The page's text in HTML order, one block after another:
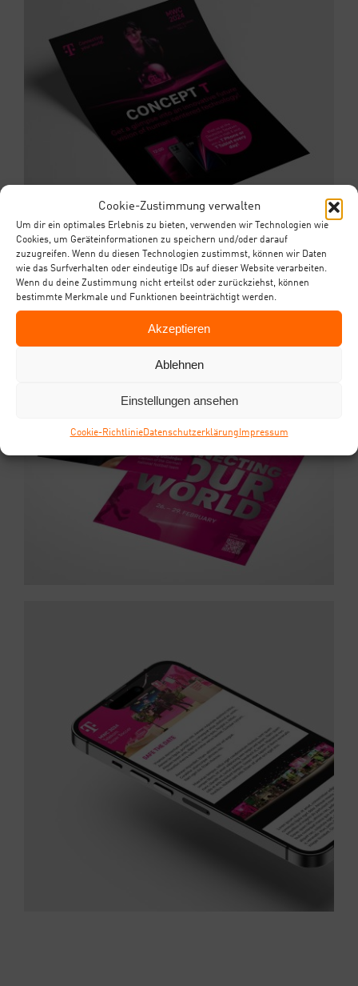
Cookie-Zustimmung verwalten
Um dir ein optimales Erlebnis zu bieten, verwenden wir Technologien wie
Cookies, um Geräteinformationen zu speichern und/oder darauf
zuzugreifen. Wenn du diesen Technologien zustimmst, können wir Daten
wie das Surfverhalten oder eindeutige IDs auf dieser Website verarbeiten.
Wenn du deine Zustimmung nicht erteilst oder zurückziehst, können
bestimmte Merkmale und Funktionen beeinträchtigt werden.
Akzeptieren
Ablehnen
Einstellungen ansehen
Coo­kie-Richt­li­nieDaten­schutz­er­klä­rung Impres­sum